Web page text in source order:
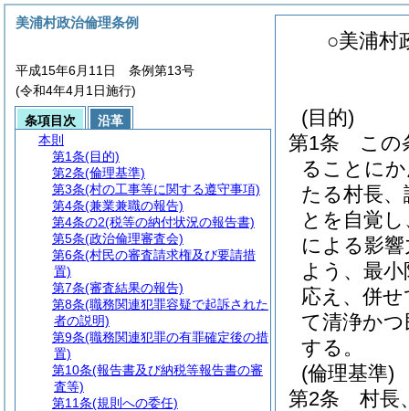
○美浦村
(目的)
第1条
この
ることに
たる村長
とを自覚
による影
よう、最
応え、併
て清浄か
する。
(倫理基準)
第2条
村長
美浦村政治倫理条例
平成15年6月11日 条例第13号
(令和4年4月1日施行)
条項目次
沿革
本則
第1条(目的)
第2条(倫理基準)
第3条(村の工事等に関する遵守事項)
第4条(兼業兼職の報告)
第4条の2(税等の納付状況の報告書)
第5条(政治倫理審査会)
第6条(村民の審査請求権及び要請措
置)
第7条(審査結果の報告)
第8条(職務関連犯罪容疑で起訴された
者の説明)
第9条(職務関連犯罪の有罪確定後の措
置)
第10条(報告書及び納税等報告書の審
査等)
第11条(規則への委任)